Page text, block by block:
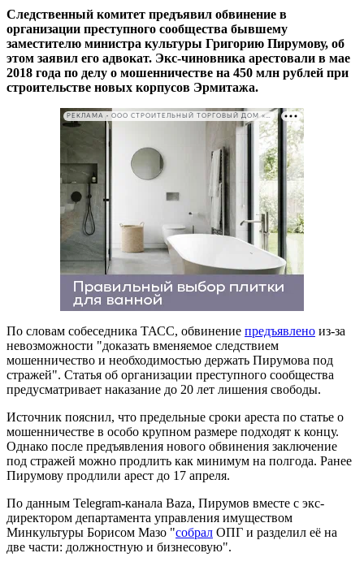
Следственный комитет предъявил обвинение в
организации преступного сообщества бывшему
заместителю министра культуры Григорию Пирумову, об
этом заявил его адвокат. Экс-чиновника арестовали в мае
2018 года по делу о мошенничестве на 450 млн рублей при
строительстве новых корпусов Эрмитажа.
РЕКЛАМА • ООО СТРОИТЕЛЬНЫЙ ТОРГОВЫЙ ДОМ «ПЕТРОВИЧ». ИНН: 7802348846
По словам собеседника ТАСС, обвинение предъявлено из-за
невозможности "доказать вменяемое следствием
мошенничество и необходимостью держать Пирумова под
стражей". Статья об организации преступного сообщества
предусматривает наказание до 20 лет лишения свободы.
Источник пояснил, что предельные сроки ареста по статье о
мошенничестве в особо крупном размере подходят к концу.
Однако после предъявления нового обвинения заключение
под стражей можно продлить как минимум на полгода. Ранее
Пирумову продлили арест до 17 апреля.
По данным Telegram-канала Baza, Пирумов вместе с экс-
директором департамента управления имуществом
Минкультуры Борисом Мазо "собрал ОПГ и разделил её на
две части: должностную и бизнесовую".